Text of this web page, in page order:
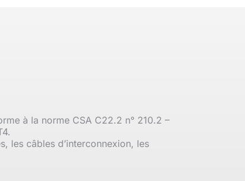
à la norme CSA C22.2 n° 210.2 –
les câbles d’interconnexion, les